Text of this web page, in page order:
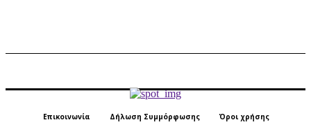
Επικοινωνία Δήλωση Συμμόρφωσης Όροι χρήσης